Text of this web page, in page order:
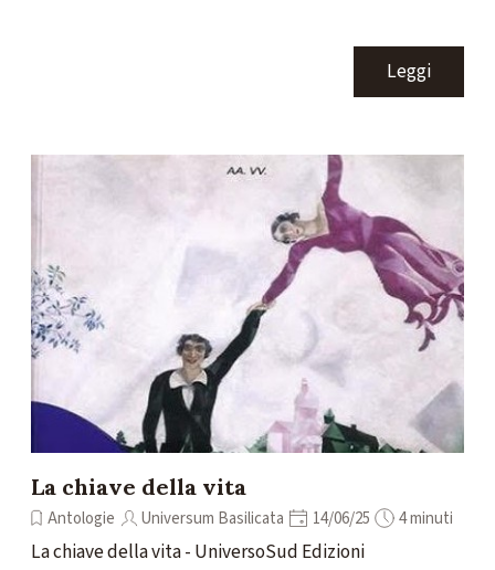
Leggi
La chiave della vita
Antologie Universum Basilicata 14/06/25 4 minuti
La chiave della vita - UniversoSud Edizioni